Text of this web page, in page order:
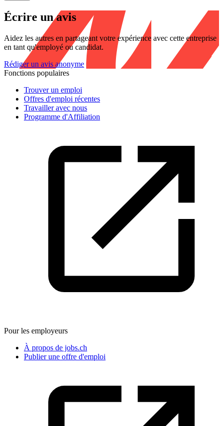
Écrire un avis
Aidez les autres en partageant votre expérience avec cette entreprise
en tant qu'employé ou candidat.
Rédiger un avis anonyme
Fonctions populaires
Trouver un emploi
Offres d'emploi récentes
Travailler avec nous
Programme d'Affiliation
Pour les employeurs
À propos de jobs.ch
Publier une offre d'emploi